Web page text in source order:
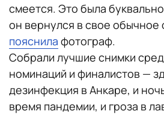
смеется. Это была
он вернулся в свое обычное
пояснила фотограф.
Собрали лучшие снимки
номинаций и финалистов —
дезинфекция в Анкаре, и
время пандемии, и гроза в